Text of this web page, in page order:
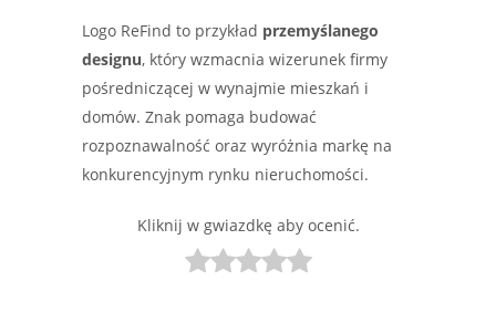
Logo ReFind to przykład przemyślanego
designu, który wzmacnia wizerunek firmy
pośredniczącej w wynajmie mieszkań i
domów. Znak pomaga budować
rozpoznawalność oraz wyróżnia markę na
konkurencyjnym rynku nieruchomości.
Kliknij w gwiazdkę aby ocenić.